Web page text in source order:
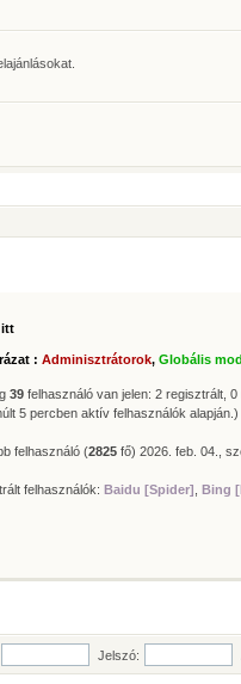
itt
: Adminisztrátorok, Globális
39 felhasználó van jelen: 2 regisztrált, 0
5 percben aktív felhasználók alapján.)
felhasználó (2825 fő) 2026. feb. 04.,
felhasználók: Baidu [Spider] Bing
száma:
62625
száma:
száma: 606
regisztrált tagunk:Zolee
Jelszó: